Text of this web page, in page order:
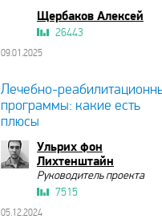
Щербаков Алексей
26443
09.01.2025
Лечебно-
программы: какие есть
плюсы
Ульрих фон
Лихтенштайн
Руководитель проекта
7515
05.12.2024